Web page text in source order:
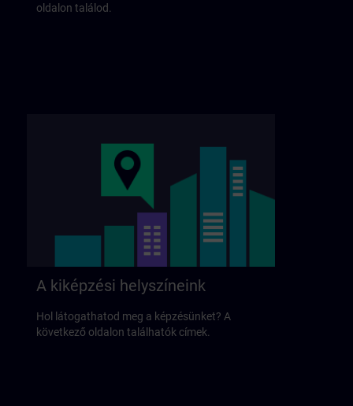
oldalon találod.
A kiképzési helyszíneink
Hol látogathatod meg a képzésünket? A
következő oldalon találhatók címek.